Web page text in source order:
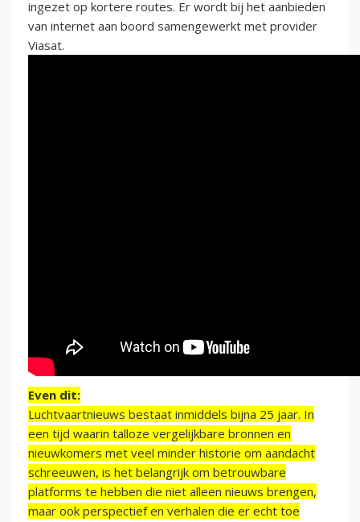
ingezet op kortere routes. Er wordt bij het aanbieden
van internet aan boord samengewerkt met provider
Viasat.
Even dit:
Luchtvaartnieuws bestaat inmiddels bijna 25 jaar. In
een tijd waarin talloze vergelijkbare bronnen en
nieuwkomers met veel minder historie om aandacht
schreeuwen, is het belangrijk om betrouwbare
platforms te hebben die niet alleen nieuws brengen,
maar ook perspectief en verhalen die er echt toe